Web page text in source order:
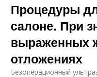
Эффект от
Процедуры для
тонуса
Процедуры
салоне. При
выраженных
отложениях
Безоперационный